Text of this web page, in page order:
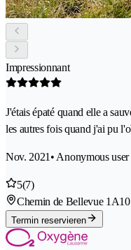
Impressionnant
J'étais épaté quand elle a
les autres fois quand j'ai pu
Nov. 2021 • Anonymous user
5(7)
Chemin de Bellevue 1A
Termin reservieren